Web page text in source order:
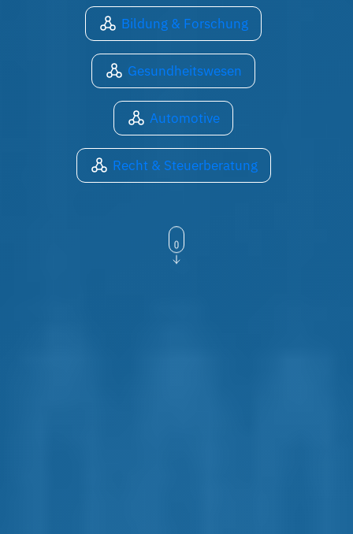
Bildung & Forschung
Gesundheitswesen
Automotive
Recht & Steuerberatung